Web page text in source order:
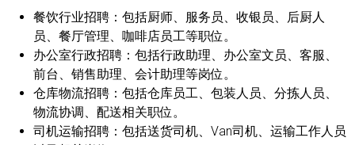
餐饮行业招聘： 包括厨师、服务员、收银员、后厨人
员、餐厅管理、咖啡店员工等职位。
办公室行政招聘： 包括行政助理、办公室文员、客服、
前台、销售助理、会计助理等岗位。
仓库物流招聘： 包括仓库员工、包装人员、分拣人员、
物流协调、配送相关职位。
司机运输招聘： 包括送货司机、Van司机、运输工作人员